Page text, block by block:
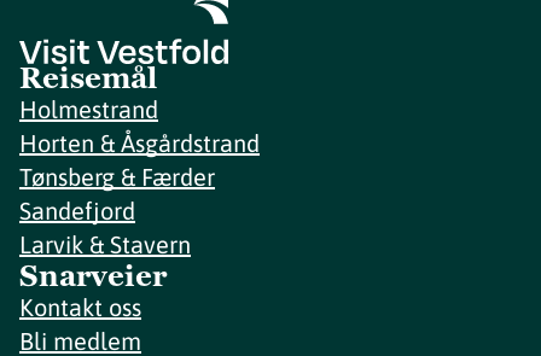
Reisemål
Holmestrand
Horten & Åsgårdstrand
Tønsberg & Færder
Sandefjord
Larvik & Stavern
Snarveier
Kontakt oss
Bli medlem